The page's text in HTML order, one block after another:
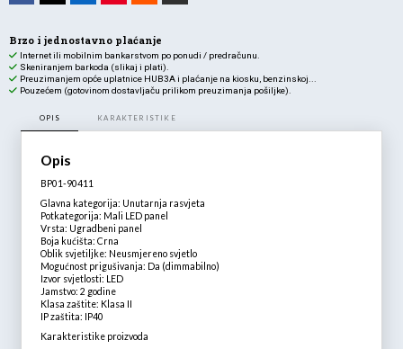
dimabilni
Brzo i jednostavno plaćanje
Internet ili mobilnim bankarstvom po ponudi / predračunu.
Skeniranjem barkoda (slikaj i plati).
Preuzimanjem opće uplatnice HUB3A i plaćanje na kiosku, benzinskoj...
Pouzećem (gotovinom dostavljaču prilikom preuzimanja pošiljke).
OPIS KARAKTERISTIKE
Opis
BP01-90411
Glavna kategorija: Unutarnja rasvjeta
Potkategorija: Mali LED panel
Vrsta: Ugradbeni panel
Boja kućišta: Crna
Oblik svjetiljke: Neusmjereno svjetlo
Mogućnost prigušivanja: Da (dimmabilno)
Izvor svjetlosti: LED
Jamstvo: 2 godine
Klasa zaštite: Klasa II
IP zaštita: IP40
Karakteristike proizvoda